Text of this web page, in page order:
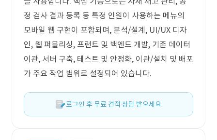
정 검사 결과 등록 등 특정 인원이 사용하는 메뉴의
모바일 웹 구현이 포함되며, 분석/설계, UI/UX 디자
인, 웹 퍼블리싱, 프런트 및 백엔드 개발, 기존 데이터
이관, 서버 구축, 테스트 및 안정화, 이관/설치 및 배포
가 주요 작업 범위로 설정되어 있습니다.
로그인 후 무료 견적 상담 받으세요.